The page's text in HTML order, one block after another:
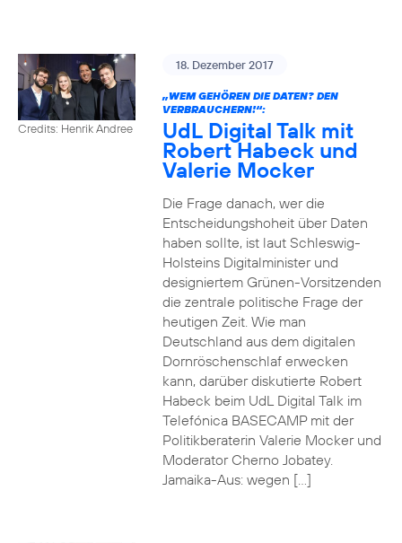
Credits: Henrik Andree
18. Dezember 2017
„WEM GEHÖREN DIE DATEN? DEN
VERBRAUCHERN!“:
UdL Digital Talk mit
Robert Habeck und
Valerie Mocker
Die Frage danach, wer die
Entscheidungshoheit über Daten
haben sollte, ist laut Schleswig-
Holsteins Digitalminister und
designiertem Grünen-Vorsitzenden
die zentrale politische Frage der
heutigen Zeit. Wie man
Deutschland aus dem digitalen
Dornröschenschlaf erwecken
kann, darüber diskutierte Robert
Habeck beim UdL Digital Talk im
Telefónica BASECAMP mit der
Politikberaterin Valerie Mocker und
Moderator Cherno Jobatey.
Jamaika-Aus: wegen […]